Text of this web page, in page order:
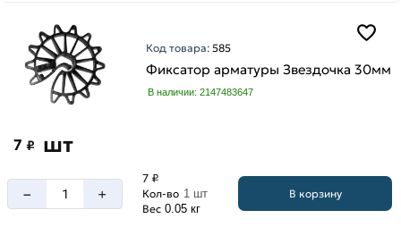
Код товара:585
Фиксатор арматуры Звездочка 30мм
В наличии: 2147483647
7 ₽ шт
– +
7 ₽
Кол-во 1 шт
Вес 0.05 кг
В корзину